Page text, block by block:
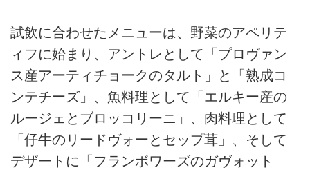
試飲に合わせたメニューは、野菜のアペリテ
ィフに始まり、アントレとして「プロヴァン
ス産アーティチョークのタルト」と「熟成コ
ンテチーズ」、魚料理として「エルキー産の
ルージェとブロッコリーニ」、肉料理として
「仔牛のリードヴォーとセップ茸」、そして
デザートに「フランボワーズのガヴォット